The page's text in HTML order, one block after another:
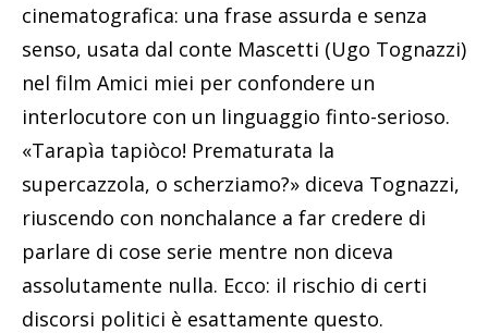
cinematografica: una frase assurda e senza
senso, usata dal conte Mascetti (Ugo Tognazzi)
nel film Amici miei per confondere un
interlocutore con un linguaggio finto-serioso.
«Tarapìa tapiòco! Prematurata la
supercazzola, o scherziamo?» diceva Tognazzi,
riuscendo con nonchalance a far credere di
parlare di cose serie mentre non diceva
assolutamente nulla. Ecco: il rischio di certi
discorsi politici è esattamente questo.